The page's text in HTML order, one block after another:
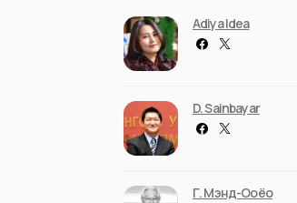
Adiya Idea
D. Sainbayar
Г. Мэнд-Ооёо